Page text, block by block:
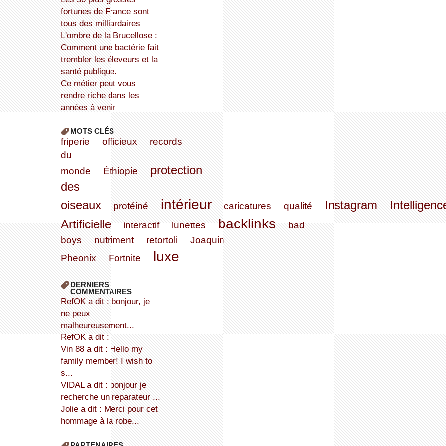
fortunes de France sont
tous des milliardaires
L'ombre de la Brucellose :
Comment une bactérie fait
trembler les éleveurs et la
santé publique.
Ce métier peut vous
rendre riche dans les
années à venir
MOTS CLÉS
friperie officieux
records
du
monde
Éthiopie
protection
des
oiseaux
protéiné intérieur caricatures qualité Instagram
Artificielle
interactif lunettes backlinks
bad
boys
nutriment retortoli
Joaquin
Pheonix
Fortnite luxe
DERNIERS
COMMENTAIRES
refOK a dit : bonjour, je
ne peux
malheureusement...
refOK a dit :
Vin 88 a dit : Hello my
family member! I wish to
s...
VIDAL a dit : bonjour je
recherche un reparateur ...
Jolie a dit : Merci pour cet
hommage à la robe...